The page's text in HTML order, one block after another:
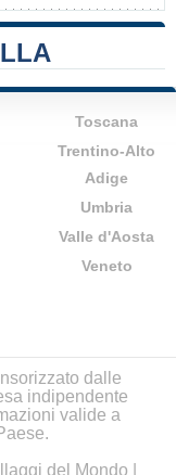
Toscana
Trentino-Alto
Adige
Umbria
Valle d'Aosta
Veneto
dalle
indipendente
valide a
del Mondo